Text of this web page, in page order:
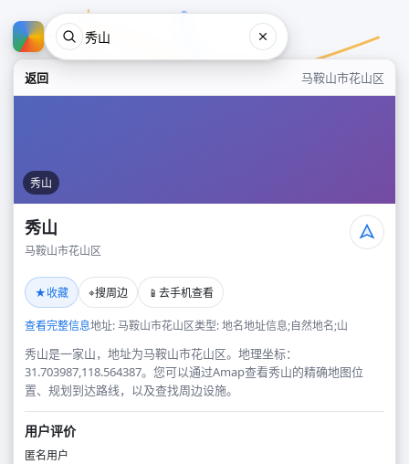
返回 马鞍山市花山区
秀山
秀山
马鞍山市花山区
★收藏 ⌖搜周边 📱 去手机查看
查看完整信息地址: 马鞍山市花山区类型: 地名地址信息;自然地名;山
秀山是一家山，地址为马鞍山市花山区。地理坐标：
31.703987,118.564387。您可以通过Amap查看秀山的精确地图位
置、规划到达路线，以及查找周边设施。
用户评价
匿名用户